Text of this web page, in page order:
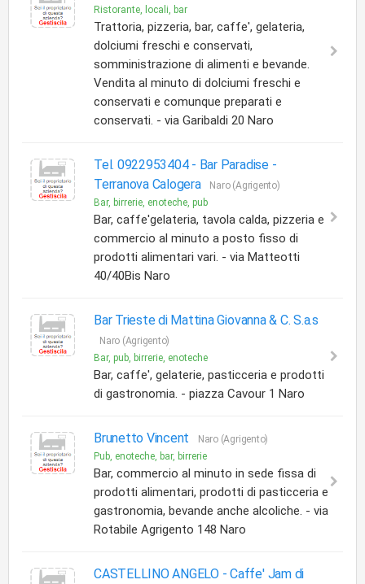
Ristorante, locali, bar
Trattoria, pizzeria, bar, caffe', gelateria,
dolciumi freschi e conservati,
somministrazione di alimenti e bevande.
Vendita al minuto di dolciumi freschi e
conservati e comunque preparati e
conservati. - via Garibaldi 20 Naro
Tel. 0922953404 - Bar Paradise -
Terranova Calogera
Naro (Agrigento)
Bar, birrerie, enoteche, pub
Bar, caffe'gelateria, tavola calda, pizzeria e
commercio al minuto a posto fisso di
prodotti alimentari vari. - via Matteotti
40/40Bis Naro
Bar Trieste di Mattina Giovanna & C. S.a.s
Naro (Agrigento)
Bar, pub, birrerie, enoteche
Bar, caffe', gelaterie, pasticceria e prodotti
di gastronomia. - piazza Cavour 1 Naro
Brunetto Vincent
Naro (Agrigento)
Pub, enoteche, bar, birrerie
Bar, commercio al minuto in sede fissa di
prodotti alimentari, prodotti di pasticceria e
gastronomia, bevande anche alcoliche. - via
Rotabile Agrigento 148 Naro
CASTELLINO ANGELO -Caffe' Jam di